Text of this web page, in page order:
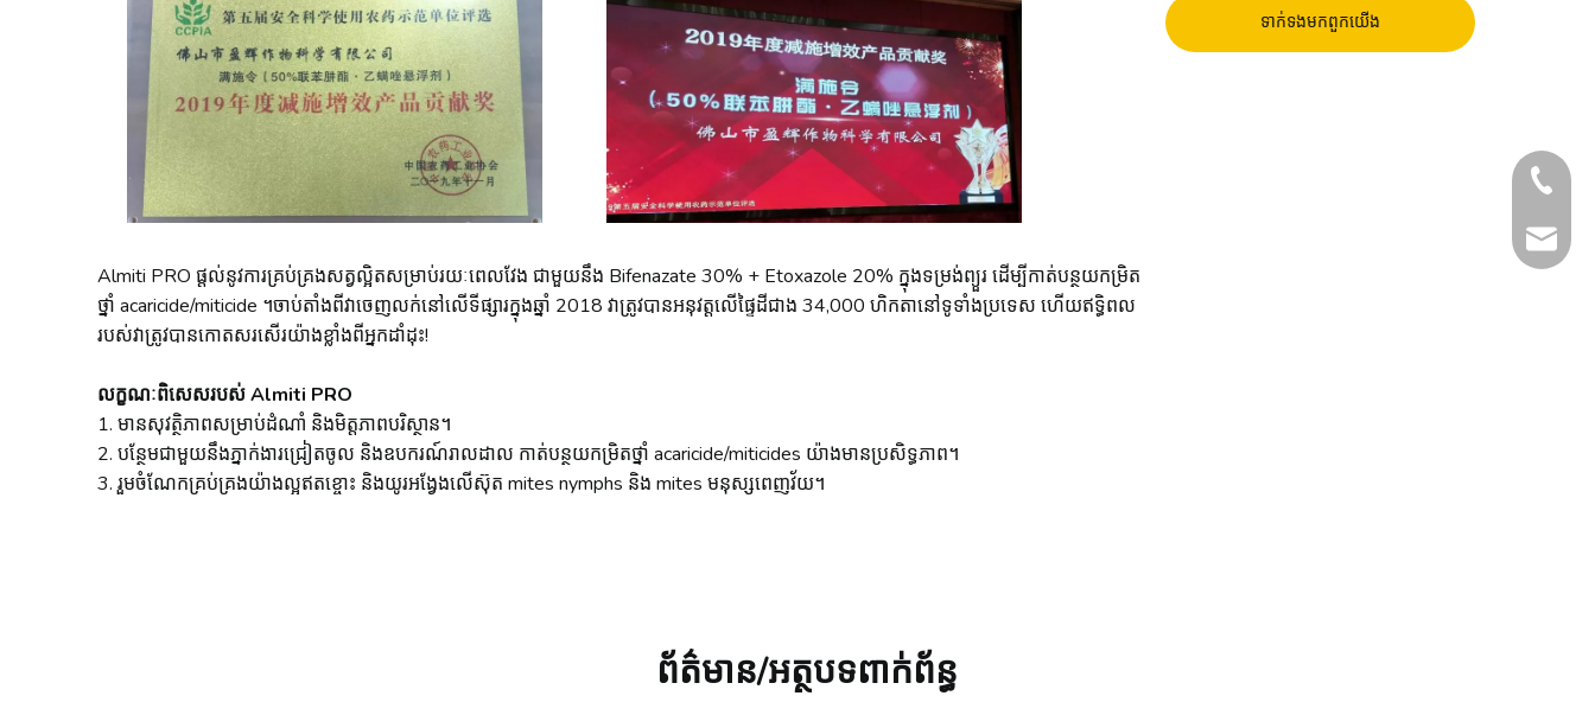
Almiti PRO ផ្តល់នូវការគ្រប់គ្រងសត្វល្អិតសម្រាប់រយៈពេលវែង ជាមួយនឹង Bifenazate 30% + Etoxazole 20% ក្នុងទម្រង់ព្យួរ ដើម្បីកាត់បន្ថយកម្រិត
ថ្នាំ acaricide/miticide ។ចាប់តាំងពីវាចេញលក់នៅលើទីផ្សារក្នុងឆ្នាំ 2018 វាត្រូវបានអនុវត្តលើផ្ទៃដីជាង 34,000 ហិកតានៅទូទាំងប្រទេស ហើយឥទ្ធិពល
របស់វាត្រូវបានកោតសរសើរយ៉ាងខ្លាំងពីអ្នកដាំដុះ!
លក្ខណៈពិសេសរបស់ Almiti PRO
1. មានសុវត្ថិភាពសម្រាប់ដំណាំ និងមិត្តភាពបរិស្ថាន។
2. បន្ថែមជាមួយនឹងភ្នាក់ងារជ្រៀតចូល និងឧបករណ៍រាលដាល កាត់បន្ថយកម្រិតថ្នាំ acaricide/miticides យ៉ាងមានប្រសិទ្ធភាព។
3. រួមចំណែកគ្រប់គ្រងយ៉ាងល្អឥតខ្ចោះ និងយូរអង្វែងលើស៊ុត mites nymphs និង mites មនុស្សពេញវ័យ។
ទាក់ទង​មក​ពួក​យើង
ព័ត៌មាន/អត្ថបទពាក់ព័ន្ធ
+86-